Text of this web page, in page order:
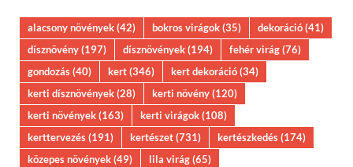
alacsony növények(42) bokros virágok(35) dekoráció(41)
dísznövény(197) dísznövények(194) fehér virág(76)
gondozás(40) kert(346) kert dekoráció(34)
kerti dísznövények(28) kerti növény(120)
kerti növények(163) kerti virágok(108)
kerttervezés(191) kertészet(731) kertészkedés(174)
közepes növények(49) lila virág(65)